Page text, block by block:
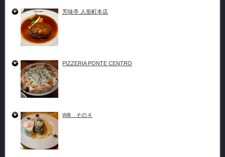
芳味亭 人形町本店
PIZZERIA PONTE CENTRO
Will その４